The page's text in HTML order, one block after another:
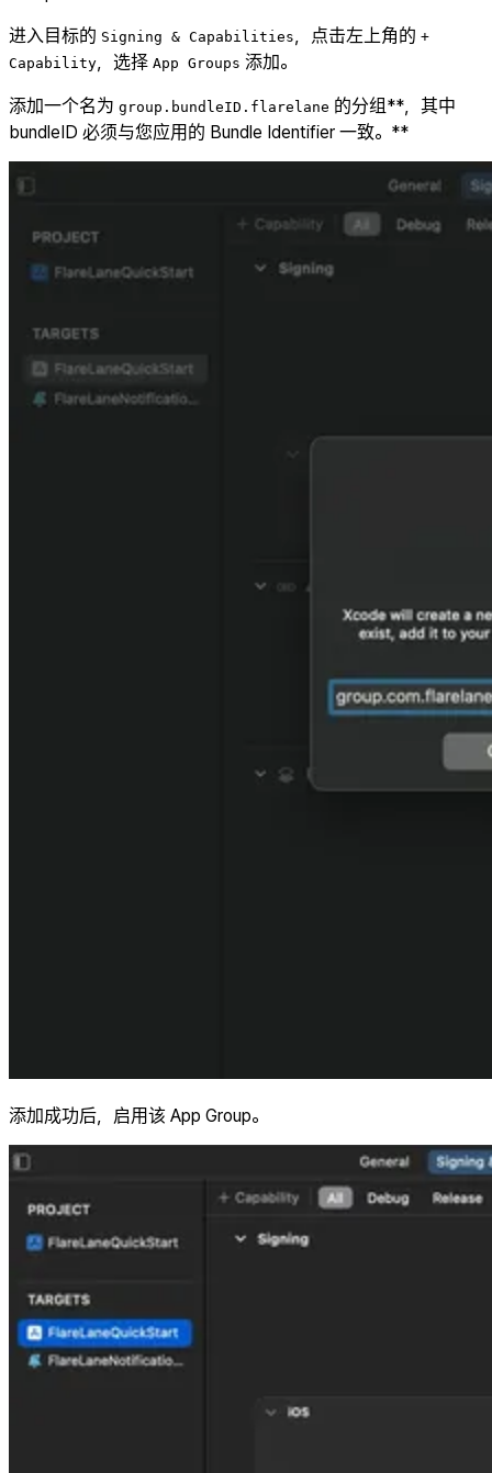
进入目标的 Signing & Capabilities ，点击左上角的 +
Capability
，选择 App Groups 添加。
添加一个名为 group.bundleID.flarelane 的分组**，其中
bundleID 必须与您应用的 Bundle Identifier 一致。**
添加成功后，启用该 App Group。